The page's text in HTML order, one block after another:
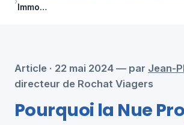
Immo…
Article · 22 mai 2024 — par Jean-
directeur de Rochat Viagers
Pourquoi la Nue